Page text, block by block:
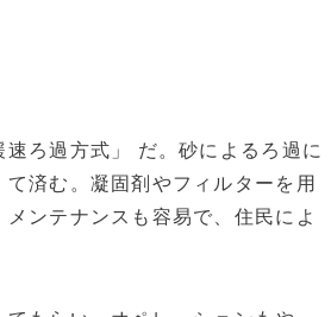
ろ過方式」 だ。砂によるろ過に
済む。凝固剤やフィルターを用
ンテナンスも容易で、住民によ